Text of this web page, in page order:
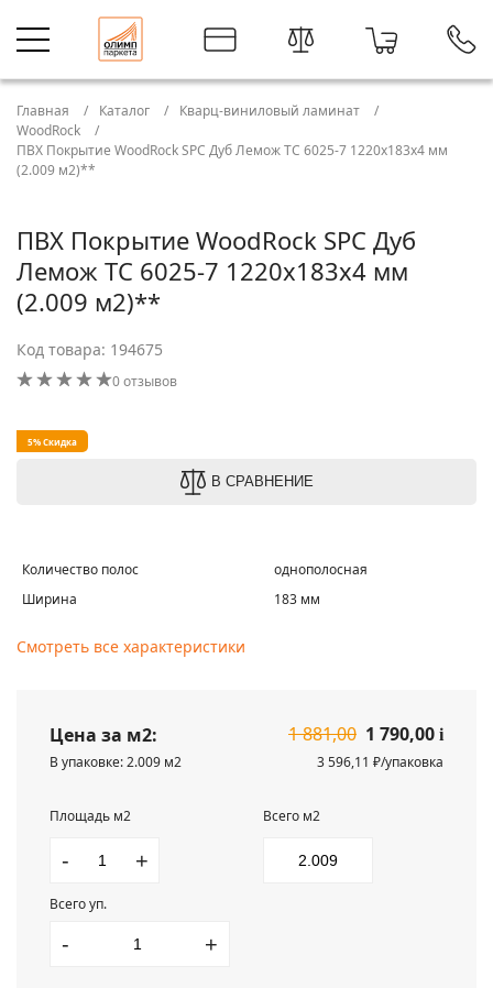
Главная Каталог
Кварц-виниловый ламинат
WoodRock
ПВХ Покрытие WoodRock SPC Дуб Лемож TC 6025-7 1220х183х4 мм
(2.009 м2)**
ПВХ Покрытие WoodRock SPC Дуб
Лемож TC 6025-7 1220х183х4 мм
(2.009 м2)**
Код товара: 194675
0 отзывов
5% Скидка
В СРАВНЕНИЕ
Количество полос
однополосная
Ширина
183 мм
Смотреть все характеристики
Цена за м2: 1 881,00 1 790,00 i
В упаковке: 2.009 м2
3 596,11 ₽/упаковка
Площадь м2
- +
Всего м2
Всего уп.
- +